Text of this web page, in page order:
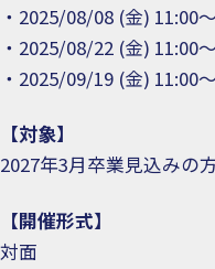
・2025/08/08 (金) 11:00
・2025/08/22 (金) 11:00
・2025/09/19 (金) 11:00
【対象】
2027年3月卒業見込みの
【開催形式】
対面